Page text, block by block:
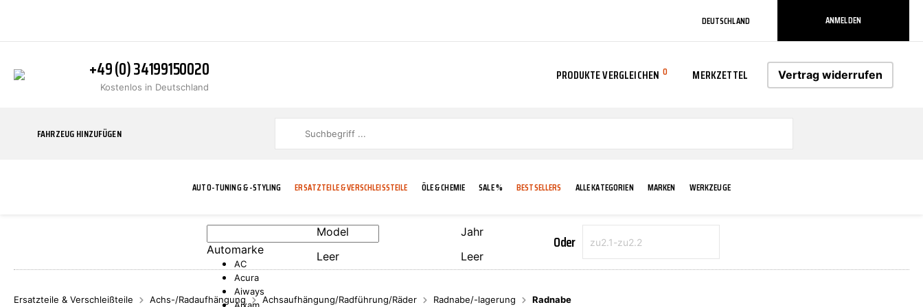
DEUTSCHLAND ANMELDEN
+49 (0) 34199150020
Kostenlos in Deutschland
PRODUKTE VERGLEICHEN 0 MERKZETTEL Vertrag widerrufen
FAHRZEUG HINZUFÜGEN
AUTO-TUNING & -STYLING ERSATZTEILE & VERSCHLEISSTEILE ÖLE & CHEMIE SALE % BESTSELLERS ALLE KATEGORIEN MARKEN WERKZEUGE
KÜHLERGRILL
VERBREITERUNG
CARCARE ELEKTRIK
BREMSFLÜSSIGKEIT FROSTSCHUTZ TECHNIK & WARTUNG
ADDINOL AS-PL
Automarke
AC
Acura
Aiways
Model
Leer
Jahr
Leer
Oder
Ersatzteile & Verschleißteile Achs-/Radaufhängung Achsaufhängung/Radführung/Räder Radnabe/-lagerung Radnabe